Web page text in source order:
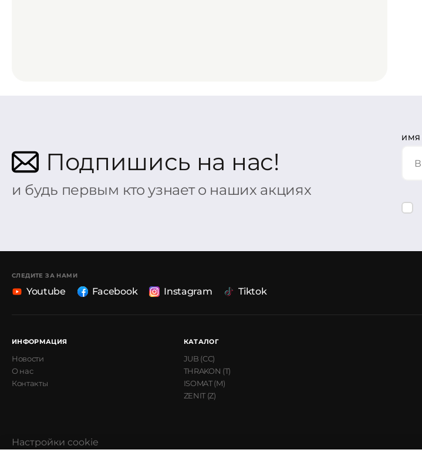
Подпишись на нас!
и будь первым кто узнает о наших акциях
ИМЯ
СЛЕДИТЕ ЗА НАМИ
Youtube Facebook Instagram Tiktok
ИНФОРМАЦИЯ
Новости
О нас
Контакты
КАТАЛОГ
JUB (CC)
THRAKON (T)
ISOMAT (M)
ZENIT (Z)
Настройки cookie